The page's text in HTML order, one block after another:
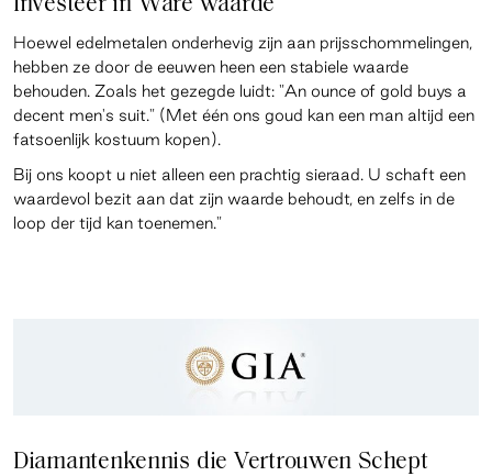
Hoewel edelmetalen onderhevig zijn aan prijsschommelingen,
hebben ze door de eeuwen heen een stabiele waarde
behouden. Zoals het gezegde luidt: "An ounce of gold buys a
decent men's suit." (Met één ons goud kan een man altijd een
fatsoenlijk kostuum kopen).
Bij ons koopt u niet alleen een prachtig sieraad. U schaft een
waardevol bezit aan dat zijn waarde behoudt, en zelfs in de
loop der tijd kan toenemen."
Diamantenkennis die Vertrouwen Schept